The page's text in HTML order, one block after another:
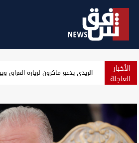
الأخبار
العاجلة من البر إلى السماء.. كيف غيّرت